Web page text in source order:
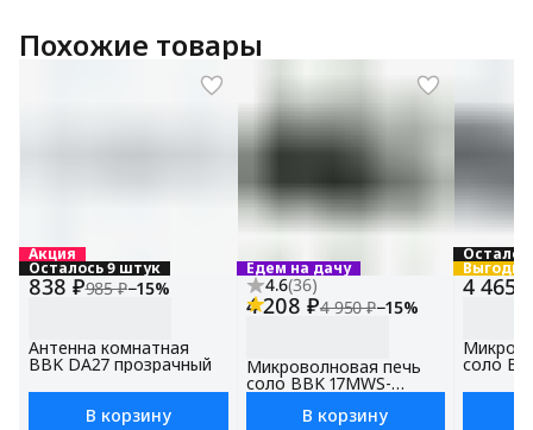
Похожие товары
Акция
Осталось 9 штук
838 ₽985 ₽−15%
Антенна комнатная
BBK DA27 прозрачный
В корзину
Едем на дачу
4.6(36)
4 208 ₽4 950 ₽−15%
Микроволновая печь
соло BBK 17MWS-
17 л, мощность 700 Вт
В корзину
Выгодно
4 465
соло
20 л,